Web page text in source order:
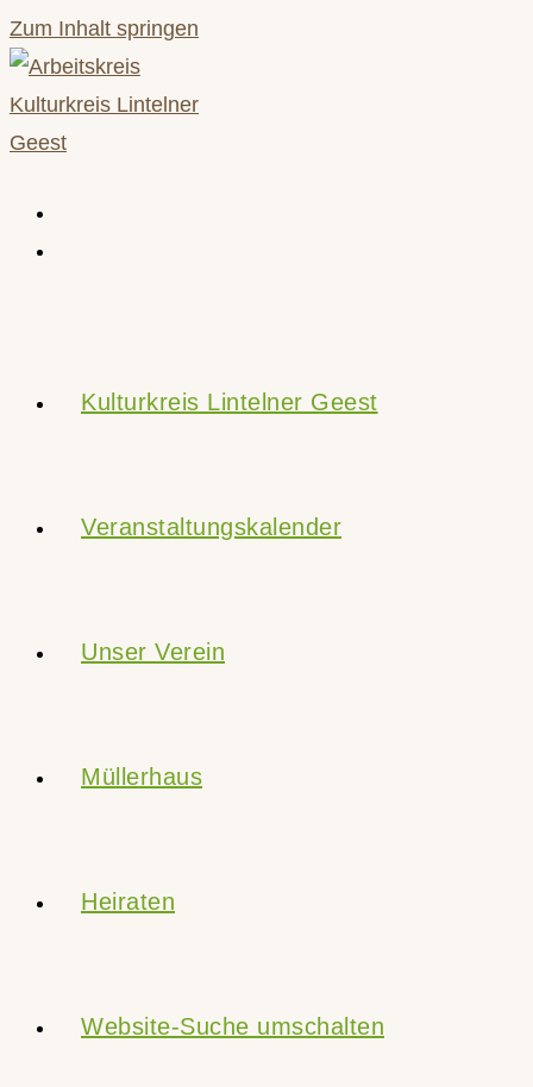
Zum Inhalt springen
Kulturkreis Lintelner Geest
Veranstaltungskalender
Unser Verein
Müllerhaus
Heiraten
Website-Suche umschalten